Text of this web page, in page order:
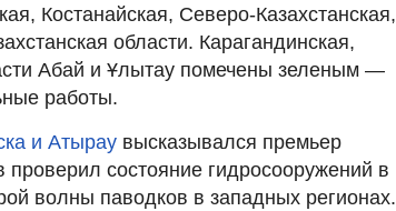
Костанайская, Северо-Казахстанская,
области. Карагандинская,
Абай и Ұлытау помечены зеленым —
работы.
и Атырау высказывался премьер
проверил состояние гидросооружений в
волны паводков в западных регионах.